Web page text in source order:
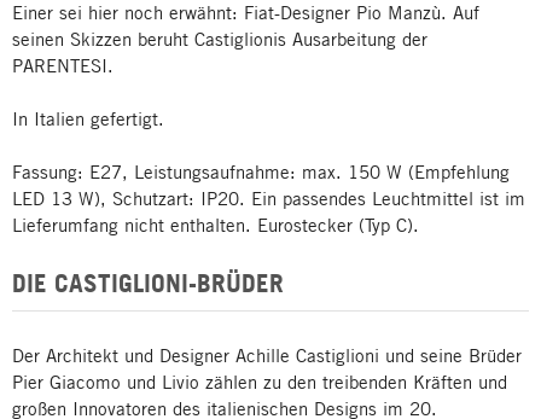
Einer sei hier noch erwähnt: Fiat-Designer Pio Manzù. Auf
seinen Skizzen beruht Castiglionis Ausarbeitung der
PARENTESI.
In Italien gefertigt.
Fassung: E27, Leistungsaufnahme: max. 150 W (Empfehlung
LED 13 W), Schutzart: IP20. Ein passendes Leuchtmittel ist im
Lieferumfang nicht enthalten. Eurostecker (Typ C).
DIE CASTIGLIONI-BRÜDER
Der Architekt und Designer Achille Castiglioni und seine Brüder
Pier Giacomo und Livio zählen zu den treibenden Kräften und
großen Innovatoren des italienischen Designs im 20.